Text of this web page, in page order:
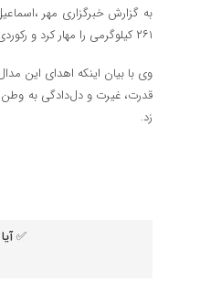
به گزارش خبرگزاری مهر
۲۶۱ کیلوگرمی را مهار کرد و رکوردی جهانی را شکست، اراده یک ملت به نمایش درآمد.
قدرت، غیرت و دل‌دادگی به وطن،
زد.
✅